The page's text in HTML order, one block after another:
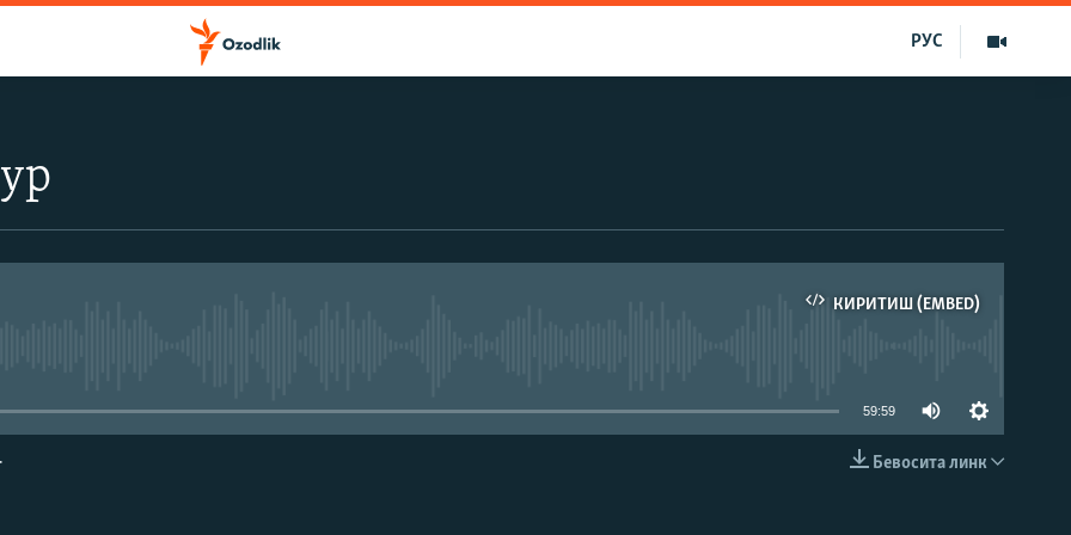
РУС
КИРИТИШ (EMBED)
59:59
Бевосита линк